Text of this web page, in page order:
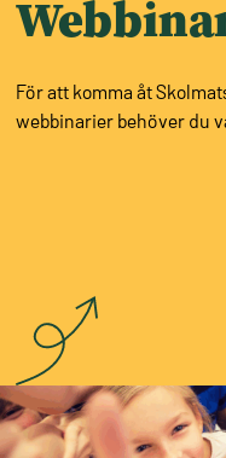
För att komma åt
webbinarier behöver du